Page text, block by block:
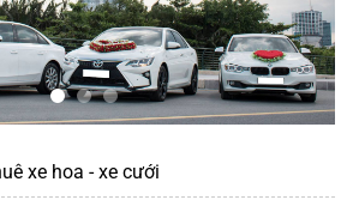
xe hoa - xe cưới